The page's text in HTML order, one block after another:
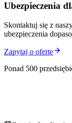
Ubezpieczenia
Skontaktuj się z
ubezpieczenia
Zapytaj o ofertę
Ponad 500